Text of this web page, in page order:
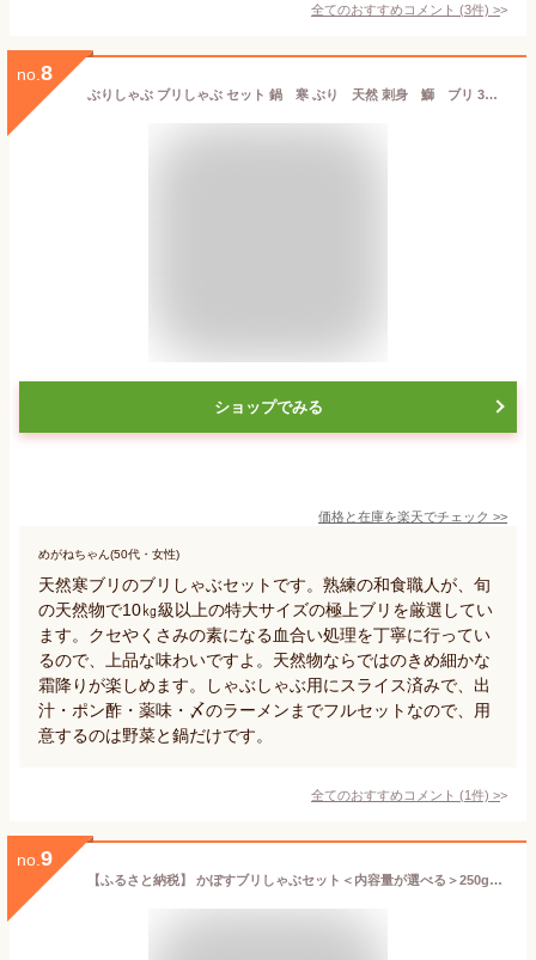
全てのおすすめコメント (3件) >
no. 8
ぶりしゃぶ ブリしゃぶ セット 鍋 寒 ぶり 天然 刺身 鰤 ブリ 3人前【寒ブリ】トロ400g天然の旨みとコク 血合い処理済10キロ級 寒ぶり 厳選 お歳暮【送料無料】しゃぶしゃぶ 野菜を用意するだけで簡単料亭の味 特製出汁ポン酢ラーメン400gレシピ お祝 ギフト
ショップでみる
価格と在庫を楽天でチェック >>
めがねちゃん(50代・女性)
天然寒ブリのブリしゃぶセットです。熟練の和食職人が、旬
の天然物で10㎏級以上の特大サイズの極上ブリを厳選してい
ます。クセやくさみの素になる血合い処理を丁寧に行ってい
るので、上品な味わいですよ。天然物ならではのきめ細かな
霜降りが楽しめます。しゃぶしゃぶ用にスライス済みで、出
汁・ポン酢・薬味・〆のラーメンまでフルセットなので、用
意するのは野菜と鍋だけです。
全てのおすすめコメント (1件) >
no. 9
【ふるさと納税】 かぼすブリしゃぶセット＜内容量が選べる＞250g〜700g＜時期が選べる＞1月〜2月＜だしが選べる＞だし昆布またはだしスープ[豊後絆屋かぼすブリしゃぶセット] 魚 しゃぶしゃぶ ブリしゃぶ 寒ブリ 鍋 国産＜101-701＞